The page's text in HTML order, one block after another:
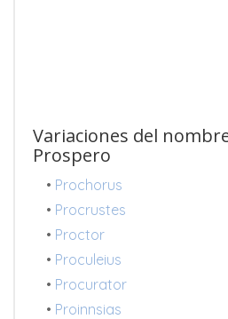
Variaciones del
Prospero
• Prochorus
• Procrustes
• Proctor
• Proculeius
• Procurator
• Proinnsias